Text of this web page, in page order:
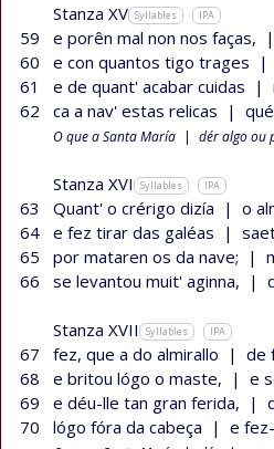
Stanza XV Syllables IPA
59 e porên mal non nos faças, |
60
e con quantos tigo trages |
61
e de quant' acabar cuidas |
62
ca a nav' estas relicas |
O que a Santa María | dér algo ou
Stanza XVI Syllables IPA
63 Quant' o crérigo dizía | o
64 e fez tirar das galéas |
65
por mataren os da nave; |
66
se levantou muit' aginna, |
Stanza XVII Syllables IPA
67 fez, que a do almirallo | de
68
e britou lógo o maste, | e
69
e déu-lle tan gran ferida, |
70
lógo fóra da cabeça | e